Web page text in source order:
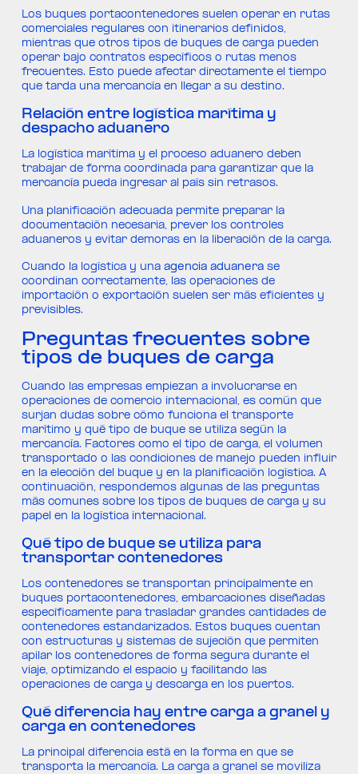
Los buques portacontenedores suelen operar en rutas
comerciales regulares con itinerarios definidos,
mientras que otros tipos de buques de carga pueden
operar bajo contratos específicos o rutas menos
frecuentes. Esto puede afectar directamente el tiempo
que tarda una mercancía en llegar a su destino.
Relación entre logística marítima y
despacho aduanero
La logística marítima y el proceso aduanero deben
trabajar de forma coordinada para garantizar que la
mercancía pueda ingresar al país sin retrasos.
Una planificación adecuada permite preparar la
documentación necesaria, prever los controles
aduaneros y evitar demoras en la liberación de la carga.
Cuando la logística y una agencia aduanerase
coordinan correctamente, las operaciones de
importación o exportación suelen ser más eficientes y
previsibles.
Preguntas frecuentes sobre
tipos de buques de carga
Cuando las empresas empiezan a involucrarse en
operaciones de comercio internacional, es común que
surjan dudas sobre cómo funciona el transporte
marítimo y qué tipo de buque se utiliza según la
mercancía. Factores como el tipo de carga, el volumen
transportado o las condiciones de manejo pueden influir
en la elección del buque y en la planificación logística. A
continuación, respondemos algunas de las preguntas
más comunes sobre los tipos de buques de carga y su
papel en la logística internacional.
Qué tipo de buque se utiliza para
transportar contenedores
Los contenedores se transportan principalmente en
buques portacontenedores, embarcaciones diseñadas
específicamente para trasladar grandes cantidades de
contenedores estandarizados. Estos buques cuentan
con estructuras y sistemas de sujeción que permiten
apilar los contenedores de forma segura durante el
viaje, optimizando el espacio y facilitando las
operaciones de carga y descarga en los puertos.
Qué diferencia hay entre carga a granel y
carga en contenedores
La principal diferencia está en la forma en que se
transporta la mercancía. La carga a granel se moviliza